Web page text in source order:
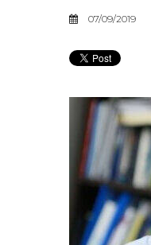
07/09/2019